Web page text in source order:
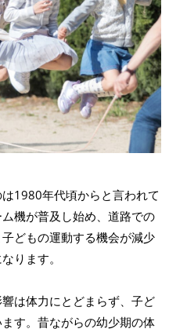
1980年代頃からと言われて
機が普及し始め、道路での
どもの運動する機会が減少
ります。
は体力にとどまらず、子ど
す。昔ながらの幼少期の体